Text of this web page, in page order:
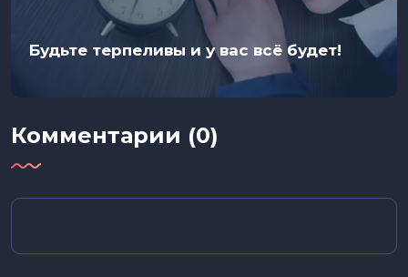
Будьте терпеливы и у вас всё будет!
Комментарии (0)